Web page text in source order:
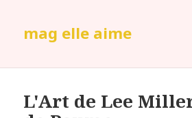
mag elle aime
L'Art de Lee